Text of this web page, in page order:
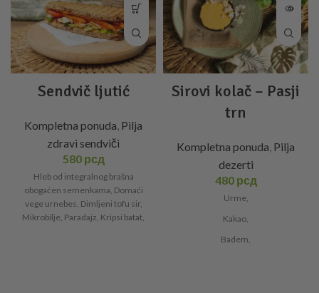
Sendvič ljutić
Kompletna ponuda Pilja
zdravi sendviči
580 рсд
Hleb od integralnog brašna
obogaćen semenkama, Domaći
vege urnebes, Dimljeni tofu sir,
Mikrobilje, Paradajz, Kripsi batat,
Sirovi kolač – Pasji
trn
Kompletna ponuda Pilja
dezerti
480 рсд
Urme,
Kakao,
Badem,